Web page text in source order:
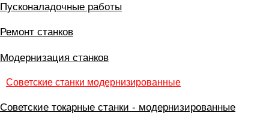
Пусконаладочные работы
Ремонт станков
Модернизация станков
Советские станки модернизированные
Советские токарные станки - модернизированные